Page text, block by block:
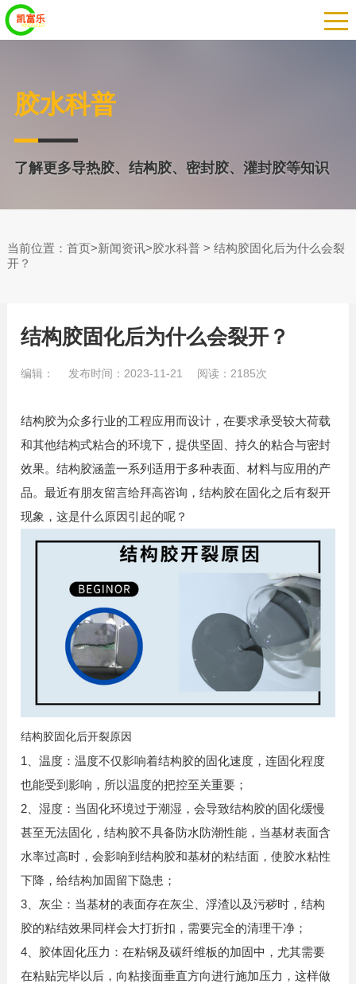
胶水科普
了解更多导热胶、结构胶、密封胶、灌封胶等知识
当前位置： 首页>新闻资讯>胶水科普> 结构胶固化后为什么会裂
开？
结构胶固化后为什么会裂开？
编辑： 发布时间：2023-11-21 阅读：2185次
结构胶为众多行业的工程应用而设计，在要求承受较大荷载
和其他结构式粘合的环境下，提供坚固、持久的粘合与密封
效果。结构胶涵盖一系列适用于多种表面、材料与应用的产
品。最近有朋友留言给拜高咨询，结构胶在固化之后有裂开
现象，这是什么原因引起的呢？
结构胶固化后开裂原因
1、温度：温度不仅影响着结构胶的固化速度，连固化程度
也能受到影响，所以温度的把控至关重要；
2、湿度：当固化环境过于潮湿，会导致结构胶的固化缓慢
甚至无法固化，结构胶不具备防水防潮性能，当基材表面含
水率过高时，会影响到结构胶和基材的粘结面，使胶水粘性
下降，给结构加固留下隐患；
3、灰尘：当基材的表面存在灰尘、浮渣以及污秽时，结构
胶的粘结效果同样会大打折扣，需要完全的清理干净；
4、胶体固化压力：在粘钢及碳纤维板的加固中，尤其需要
在粘贴完毕以后，向粘接面垂直方向进行施加压力，这样做